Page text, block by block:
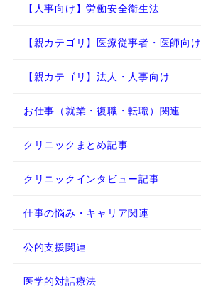
【人事向け】労働安全衛生法
【親カテゴリ】医療従事者・医師向け
【親カテゴリ】法人・人事向け
お仕事（就業・復職・転職）関連
クリニックまとめ記事
クリニックインタビュー記事
仕事の悩み・キャリア関連
公的支援関連
医学的対話療法